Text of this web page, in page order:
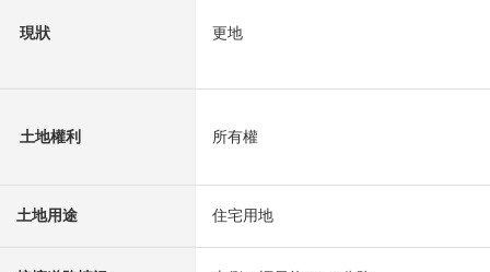
現狀 更地
土地權利 所有權
土地用途 住宅用地